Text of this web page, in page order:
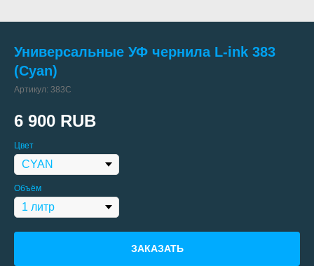
Универсальные УФ чернила L-ink 383
(Cyan)
Артикул: 383C
6 900 RUB
Цвет
Объём
ЗАКАЗАТЬ